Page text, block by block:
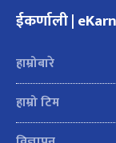
ईकर्णाली |
हाम्रोबारे
हाम्रो टिम